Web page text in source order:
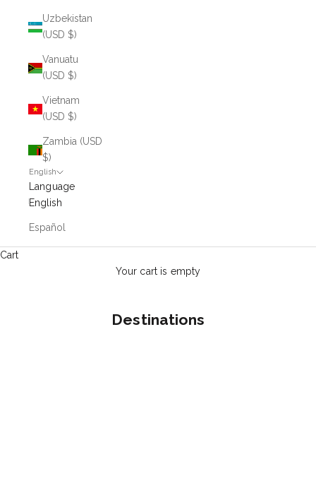
Uzbekistan
(USD $)
Vanuatu
(USD $)
Vietnam
(USD $)
Zambia (USD
$)
English
Language
English
Español
Cart
Your cart is empty
Destinations